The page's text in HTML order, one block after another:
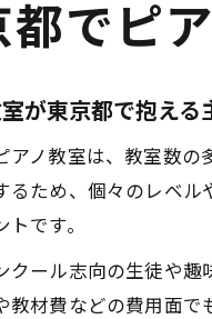
都でピ
室が東京都で抱える
アノ教室は、教室数
るため、個々のレベ
です。
クール志向の生徒や
教材費などの費用面で